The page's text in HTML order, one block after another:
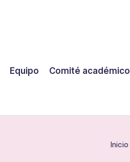
Equipo Comité académico
Inicio